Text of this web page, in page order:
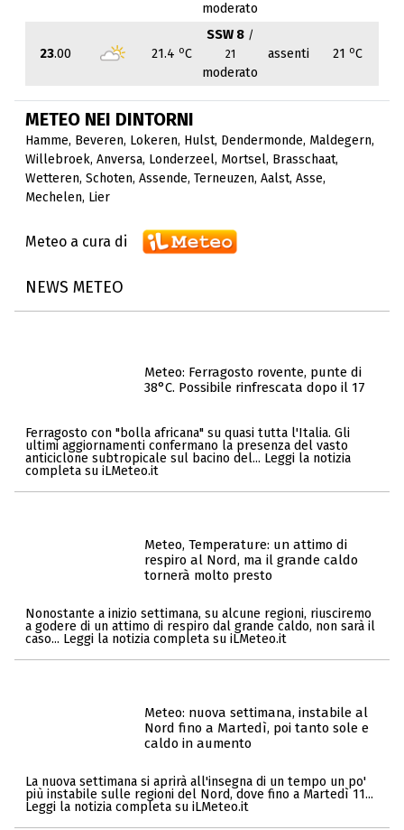
moderato
23.00 21.4 oC
SSW 8 /
21
moderato
assenti 21 oC
METEO NEI DINTORNI
Hamme, Beveren, Lokeren, Hulst, Dendermonde, Maldegern,
Willebroek, Anversa, Londerzeel, Mortsel, Brasschaat,
Wetteren, Schoten, Assende, Terneuzen, Aalst, Asse,
Mechelen, Lier
Meteo a cura di
NEWS METEO
Meteo: Ferragosto rovente, punte di
38°C. Possibile rinfrescata dopo il 17
Ferragosto con "bolla africana" su quasi tutta l'Italia. Gli
ultimi aggiornamenti confermano la presenza del vasto
anticiclone subtropicale sul bacino del... Leggi la notizia
completa su iLMeteo.it
Meteo, Temperature: un attimo di
respiro al Nord, ma il grande caldo
tornerà molto presto
Nonostante a inizio settimana, su alcune regioni, riusciremo
a godere di un attimo di respiro dal grande caldo, non sarà il
caso... Leggi la notizia completa su iLMeteo.it
Meteo: nuova settimana, instabile al
Nord fino a Martedì, poi tanto sole e
caldo in aumento
La nuova settimana si aprirà all'insegna di un tempo un po'
più instabile sulle regioni del Nord, dove fino a Martedì 11...
Leggi la notizia completa su iLMeteo.it